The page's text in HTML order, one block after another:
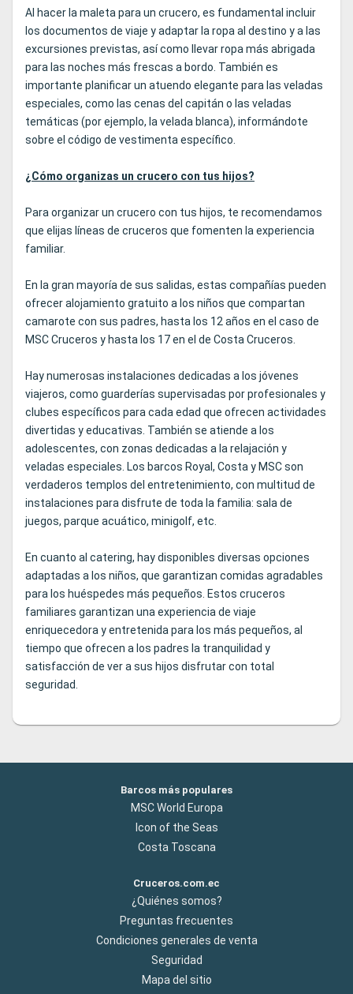
Al hacer la maleta para un crucero, es fundamental incluir
los documentos de viaje y adaptar la ropa al destino y a las
excursiones previstas, así como llevar ropa más abrigada
para las noches más frescas a bordo. También es
importante planificar un atuendo elegante para las veladas
especiales, como las cenas del capitán o las veladas
temáticas (por ejemplo, la velada blanca), informándote
sobre el código de vestimenta específico.
¿Cómo organizas un crucero con tus hijos?
Para organizar un crucero con tus hijos, te recomendamos
que elijas líneas de cruceros que fomenten la experiencia
familiar.
En la gran mayoría de sus salidas, estas compañías pueden
ofrecer alojamiento gratuito a los niños que compartan
camarote con sus padres, hasta los 12 años en el caso de
MSC Cruceros y hasta los 17 en el de Costa Cruceros.
Hay numerosas instalaciones dedicadas a los jóvenes
viajeros, como guarderías supervisadas por profesionales y
clubes específicos para cada edad que ofrecen actividades
divertidas y educativas. También se atiende a los
adolescentes, con zonas dedicadas a la relajación y
veladas especiales. Los barcos Royal, Costa y MSC son
verdaderos templos del entretenimiento, con multitud de
instalaciones para disfrute de toda la familia: sala de
juegos, parque acuático, minigolf, etc.
En cuanto al catering, hay disponibles diversas opciones
adaptadas a los niños, que garantizan comidas agradables
para los huéspedes más pequeños. Estos cruceros
familiares garantizan una experiencia de viaje
enriquecedora y entretenida para los más pequeños, al
tiempo que ofrecen a los padres la tranquilidad y
satisfacción de ver a sus hijos disfrutar con total
seguridad.
Barcos más populares
MSC World Europa
Icon of the Seas
Costa Toscana
Cruceros.com.ec
¿Quiénes somos?
Preguntas frecuentes
Condiciones generales de venta
Seguridad
Mapa del sitio